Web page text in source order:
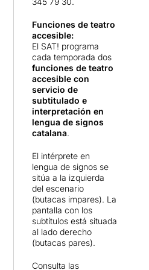
interpretació, ball, i com a
novetat, la manipulació de
dues titelles molt peculiars).
La interpretació la formen
Joan Olivé(Sebastian Ugur),
Christian Lujan(Joan sense
Aina Ros(Olivia),
Ariadna Suñé(Gertrudis),
Jordi González(Robert),
dues ajudants
d'en Sebastian Ugur, les
actrius i ballarinesClàudia
Bargalló i Marta Espinosa
Un grup d'actors entregats,
on tots canten i ballen, s'ho
passen bé i fan que ens ho
passem bé.
El musicalEn Joan sense
Funciones de teatro
accesible:
El SAT! programa
cada temporada dos
funciones de teatro
accesible con
servicio de
subtitulado e
interpretación en
lengua de signos
catalana.
El intérprete en
lengua de signos se
sitúa a la izquierda
del escenario
(butacas impares). La
pantalla con los
subtítulos está situada
al lado derecho
(butacas pares).
Consulta las